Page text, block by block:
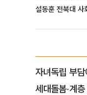
설동훈 전북대 사
자녀독립 부
세대돌봄·계